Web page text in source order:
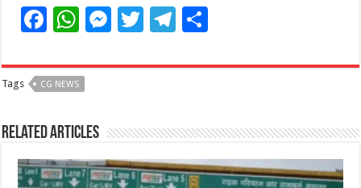
F
c
e
b
o
o
W
at
s
A
p
p
M
ss
n
g
e
T
itt
r
T
e
ra
m
ar
Tags CG NEWS
Related Articles